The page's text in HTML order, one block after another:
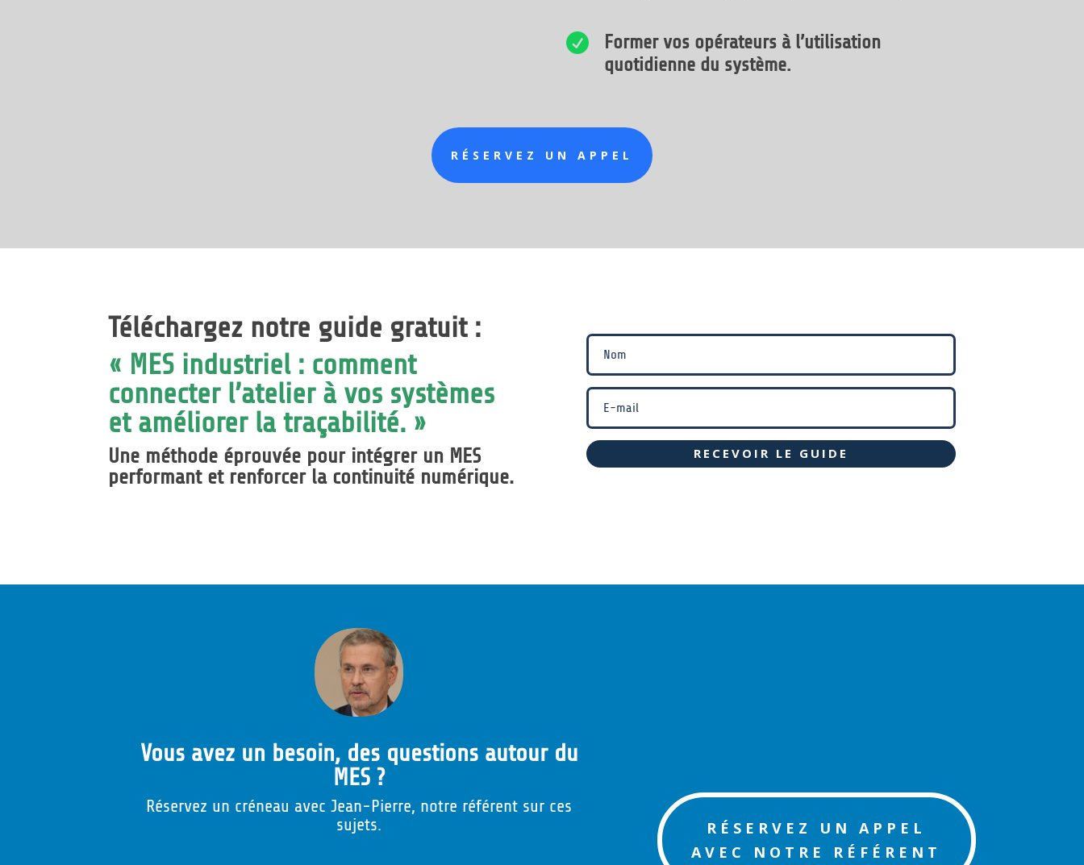

Former vos opérateurs à l’utilisation
quotidienne du système.
RÉSERVEZ UN APPEL
Téléchargez notre guide gratuit :
« MES industriel : comment
connecter l’atelier à vos systèmes
et améliorer la traçabilité. »
Une méthode éprouvée pour intégrer un MES
performant et renforcer la continuité numérique.
RECEVOIR LE GUIDE
Vous avez un besoin, des questions autour du
MES ?
Réservez un créneau avec Jean-Pierre, notre référent sur ces
sujets.
RÉSERVEZ UN APPEL
AVEC NOTRE RÉFÉRENT